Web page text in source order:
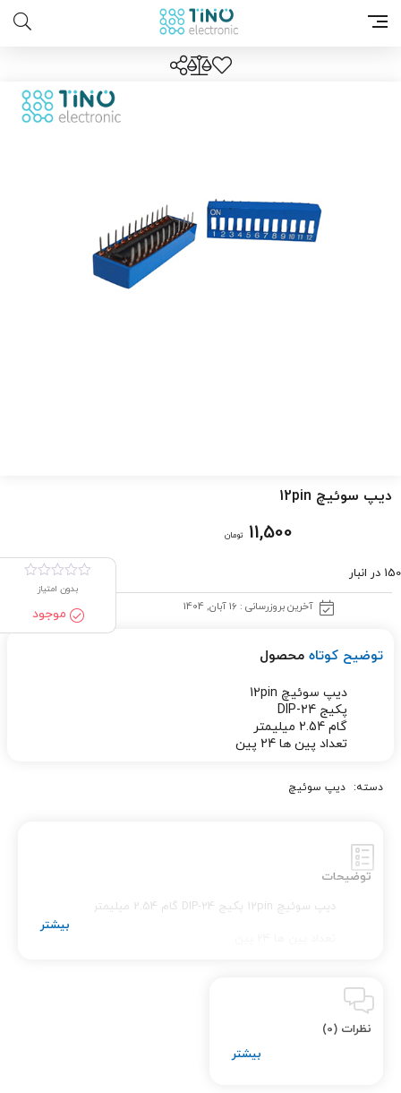
دیپ سوئیچ 12pin
11,500 تومان
150 در انبار
آخرین بروزرسانی : 16 آبان, 1404
بدون امتیاز
موجود
توضیح کوتاه محصول
دیپ سوئیچ 12pin
پکیج DIP-24
گام 2.54 میلیمتر
تعداد پین ها 24 پین
دسته: دیپ سوئیچ
توضیحات
دیپ سوئیچ 12pin
پکیج DIP-24
گام 2.54 میلیمتر
نظرات (0)